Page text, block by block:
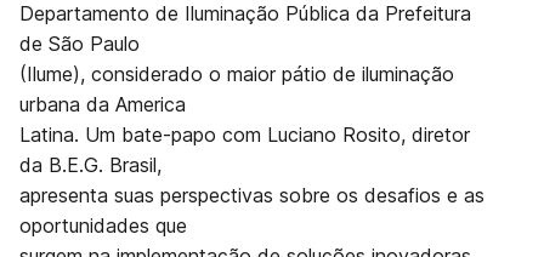
Departamento de Iluminação Pública da Prefeitura
de São Paulo
(Ilume), considerado o maior pátio de iluminação
urbana da America
Latina. Um bate-papo com Luciano Rosito, diretor
da B.E.G. Brasil,
apresenta suas perspectivas sobre os desafios e as
oportunidades que